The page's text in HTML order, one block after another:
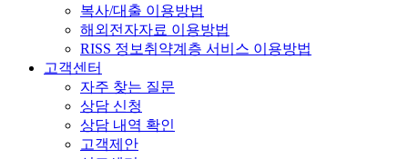
복사/대출 이용방법
해외전자자료 이용방법
RISS 정보취약계층 서비스 이용방법
고객센터
자주 찾는 질문
상담 신청
상담 내역 확인
고객제안